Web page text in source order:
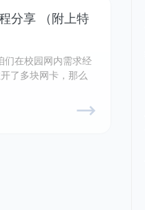
分享 （附上特
们在校园网内需求经
了多块网卡，那么